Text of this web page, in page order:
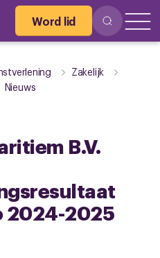
Word lid
Zakelijk
Nieuws
B.V.
2024-2025